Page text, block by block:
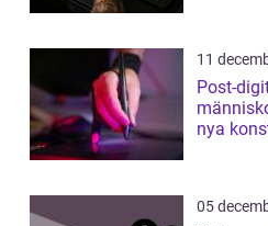
11
Post-
nya
05